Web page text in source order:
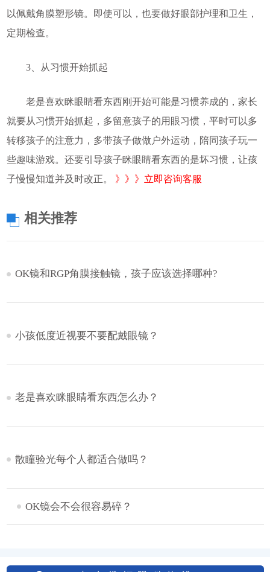
以佩戴角膜塑形镜。即使可以，也要做好眼部护理和卫生，
定期检查。
3、从习惯开始抓起
老是喜欢眯眼睛看东西刚开始可能是习惯养成的，家长
就要从习惯开始抓起，多留意孩子的用眼习惯，平时可以多
转移孩子的注意力，多带孩子做做户外运动，陪同孩子玩一
些趣味游戏。还要引导孩子眯眼睛看东西的是坏习惯，让孩
子慢慢知道并及时改正。 》》》立即咨询客服
相关推荐
OK镜和RGP角膜接触镜，孩子应该选择哪种?
小孩低度近视要不要配戴眼镜？
老是喜欢眯眼睛看东西怎么办？
散瞳验光每个人都适合做吗？
OK镜会不会很容易碎？